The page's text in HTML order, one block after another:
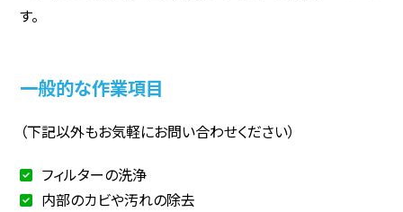
す。
一般的な作業項目
（下記以外もお気軽にお問い合わせください）
フィルターの洗浄
内部のカビや汚れの除去